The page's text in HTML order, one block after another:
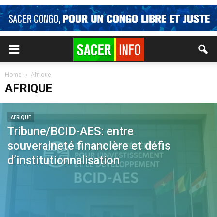
Home Afrique
AFRIQUE
AFRIQUE
Tribune/BCID-AES: entre
souveraineté financière et défis
d’institutionnalisation